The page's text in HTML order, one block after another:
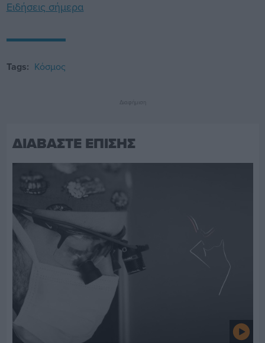
Ειδήσεις σήμερα
Tags: Κόσμος
Διαφήμιση
ΔΙΑΒΑΣΤΕ ΕΠΙΣΗΣ